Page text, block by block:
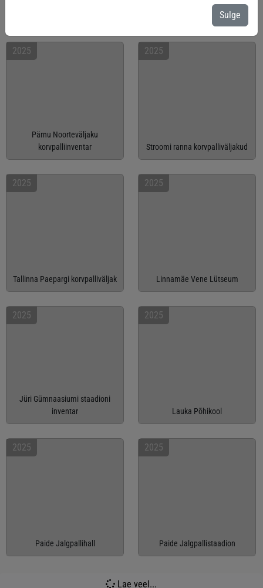
Viimsi jalgpallihall
2025
Pärnu Noorteväljaku
korvpalliinventar
2025
Stroomi ranna korvpalliväljakud
2025
Tallinna Paepargi korvpalliväljak
2025
Linnamäe Vene Lütseum
2025
Jüri Gümnaasiumi staadioni
inventar
2025
Lauka Põhikool
2025
Paide Jalgpallihall
2025
Paide Jalgpallistaadion
Lae veel...
Sulge